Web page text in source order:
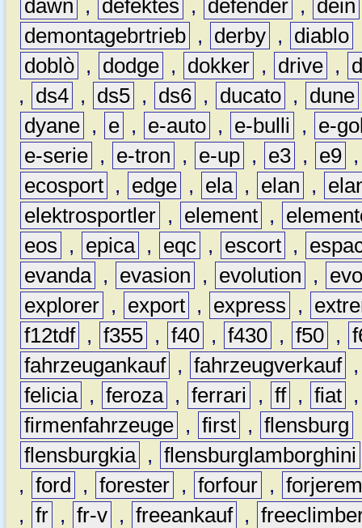
dawn , defektes , defender , dein
demontagebrtrieb , derby , diablo
doblò , dodge , dokker , drive ,
,
ds4 , ds5 , ds6 , ducato , dune
dyane , e , e-auto , e-bulli ,
e-
e-serie , e-tron , e-up , e3 , e9
ecosport , edge , ela , elan ,
elektrosportler , element ,
eos
, epica , eqc , escort ,
evanda , evasion , evolution ,
explorer , export , express ,
f12tdf , f355 , f40 , f430 , f50 ,
fahrzeugankauf , fahrzeugverkauf
felicia , feroza , ferrari , ff , fiat
firmenfahrzeuge , first , flensburg
flensburgkia , flensburglamborghini
, ford , forester , forfour ,
, fr , fr-v , freeankauf ,